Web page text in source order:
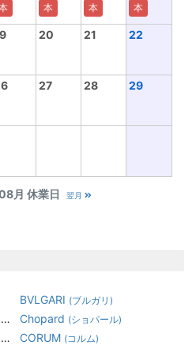
月 休業日 翌月
本 本 本
20 21 22
27 28 29
BVLGARI (ブルガリ)
Chopard (ショパール)
CORUM (コルム)